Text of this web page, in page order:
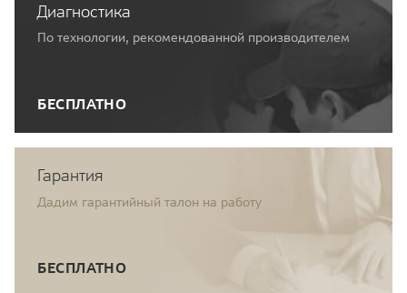
Диагностика
По технологии, рекомендованной производителем
БЕСПЛАТНО
Гарантия
Дадим гарантийный талон на работу
БЕСПЛАТНО